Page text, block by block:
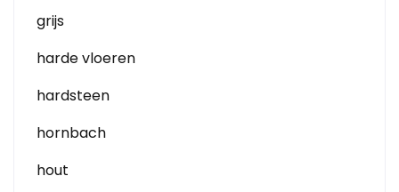
grijs
harde vloeren
hardsteen
hornbach
hout